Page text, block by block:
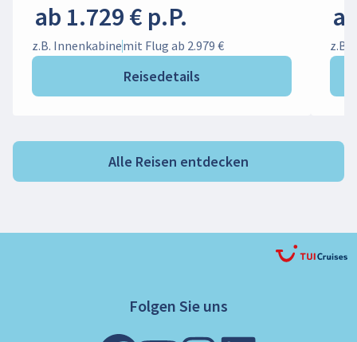
ab 1.729 € p.P.
z.B. Innenkabinemit Flug ab 2.979 €
Reisedetails
z.B.
Alle Reisen entdecken
Folgen Sie uns